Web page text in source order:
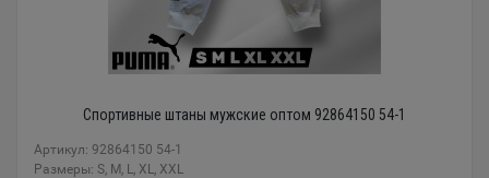
Спортивные штаны мужские оптом 92864150 54-1
Артикул: 92864150 54-1
Размеры: S, M, L, XL, XXL